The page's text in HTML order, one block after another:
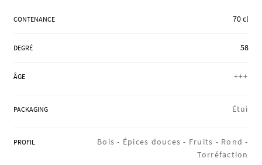
COFFRETS & CADEAUX
CONTENANCE 70 cl
DEGRÉ 58
ÂGE +++
PACKAGING Étui
PROFIL Bois - Épices douces - Fruits - Rond -
Torréfaction